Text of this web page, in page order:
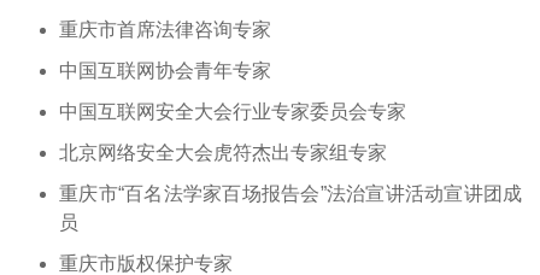
重庆市首席法律咨询专家
中国互联网协会青年专家
中国互联网安全大会行业专家委员会专家
北京网络安全大会虎符杰出专家组专家
重庆市“百名法学家百场报告会”法治宣讲活动宣讲团成
员
重庆市版权保护专家